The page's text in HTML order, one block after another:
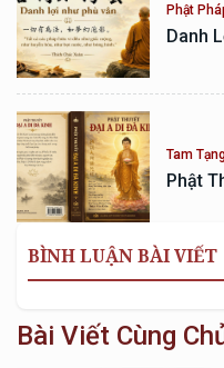
Phật
Danh
Tam
Phật
BÌNH LUẬN BÀI VIẾT
Bài Viết Cùng